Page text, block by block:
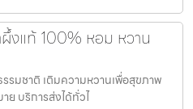
งแท้ 100% หอม หวาน
รมชาติ เติมความหวานเพื่อสุขภาพ
ย บริการส่งได้ทั่วไ